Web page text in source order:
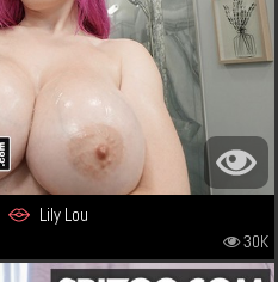
Lily Lou
30K